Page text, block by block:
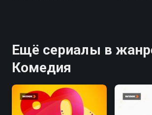
Ещё сериалы в
Комедия